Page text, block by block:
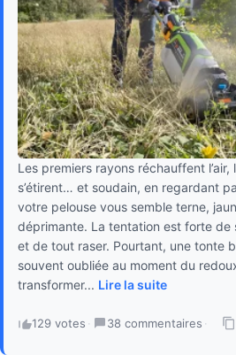
Les premiers rayons réchauffent l’air,
s’étirent… et soudain, en regardant
votre pelouse vous semble terne,
déprimante. La tentation est forte de
et de tout raser. Pourtant, une tonte
souvent oubliée au moment du
transformer... Lire la suite
129 votes · 38 commentaires ·